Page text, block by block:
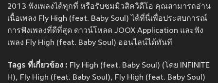
2013 ฟังเพลงได้ทุกที่ หรือรับชมมิวสิควิดีโอ คุณสามารถอ่าน
เนื้อเพลง Fly High (feat. Baby Soul) ได้ที่นี่เพื่อประสบการณ์
การฟังเพลงที่ดีที่สุด ดาวน์โหลด JOOX Application และฟัง
เพลง Fly High (feat. Baby Soul) ออนไลน์ได้ทันที
Tags ที่เกี่ยวข้อง : Fly High (feat. Baby Soul) (โดย INFINITE
H), Fly High (feat. Baby Soul), Fly High (feat. Baby Soul)